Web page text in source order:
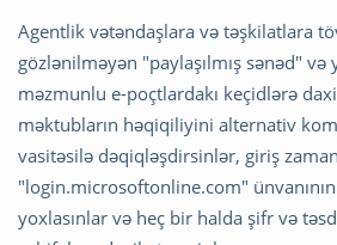
Agentlik vətəndaşlara və təşkilatlara
gözlənilməyən "paylaşılmış sənəd"
məzmunlu e-poçtlardakı keçidlərə
məktubların həqiqiliyini alternativ
vasitəsilə dəqiqləşdirsinlər, giriş
"login.microsoftonline.com"
yoxlasınlar və heç bir halda şifr və